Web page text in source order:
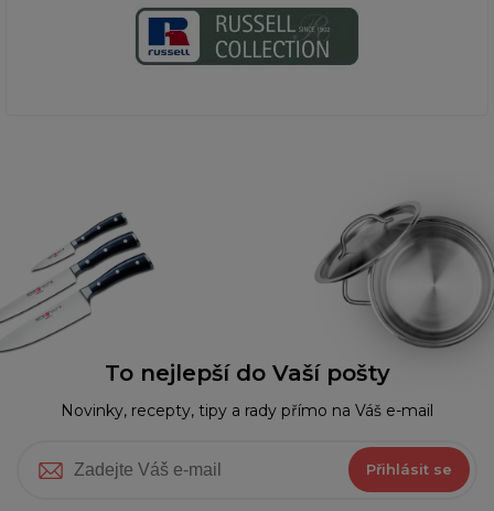
To nejlepší do Vaší pošty
Novinky, recepty, tipy a rady přímo na Váš e-mail
Přihlásit se